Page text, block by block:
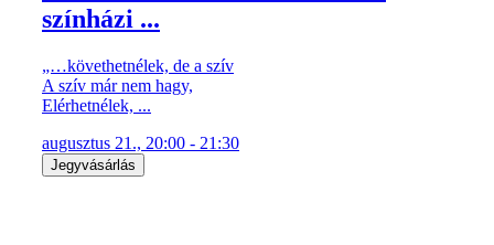
színházi ...
„…követhetnélek, de a szív
A szív már nem hagy,
Elérhetnélek, ...
augusztus 21., 20:00 - 21:30
Jegyvásárlás